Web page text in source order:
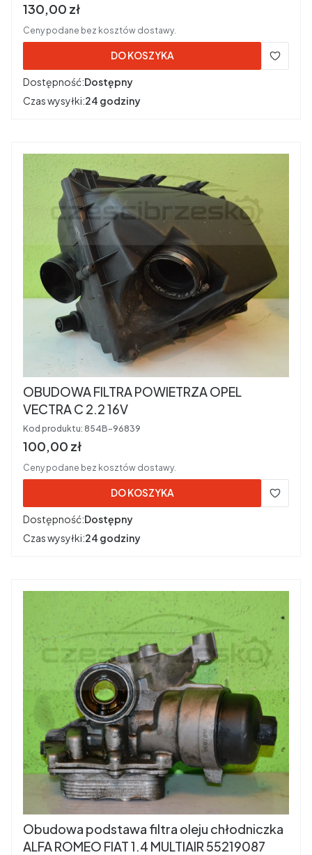
Cena brutto
130,00 zł
Ceny podane bez kosztów dostawy.
DO KOSZYKA
Dostępność:Dostępny
Czas wysyłki:24 godziny
OBUDOWA FILTRA POWIETRZA OPEL
VECTRA C 2.2 16V
Kod produktu: 854B-96839
Cena brutto
100,00 zł
Ceny podane bez kosztów dostawy.
DO KOSZYKA
Dostępność:Dostępny
Czas wysyłki:24 godziny
Obudowa podstawa filtra oleju chłodniczka
ALFA ROMEO FIAT 1.4 MULTIAIR 55219087